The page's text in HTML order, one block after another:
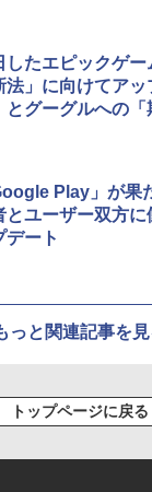
したエピックゲ
法」に向けてア
とグーグルへの「
Play」が果
とユーザー双方
デート
っと関連記事を
トップページに戻る